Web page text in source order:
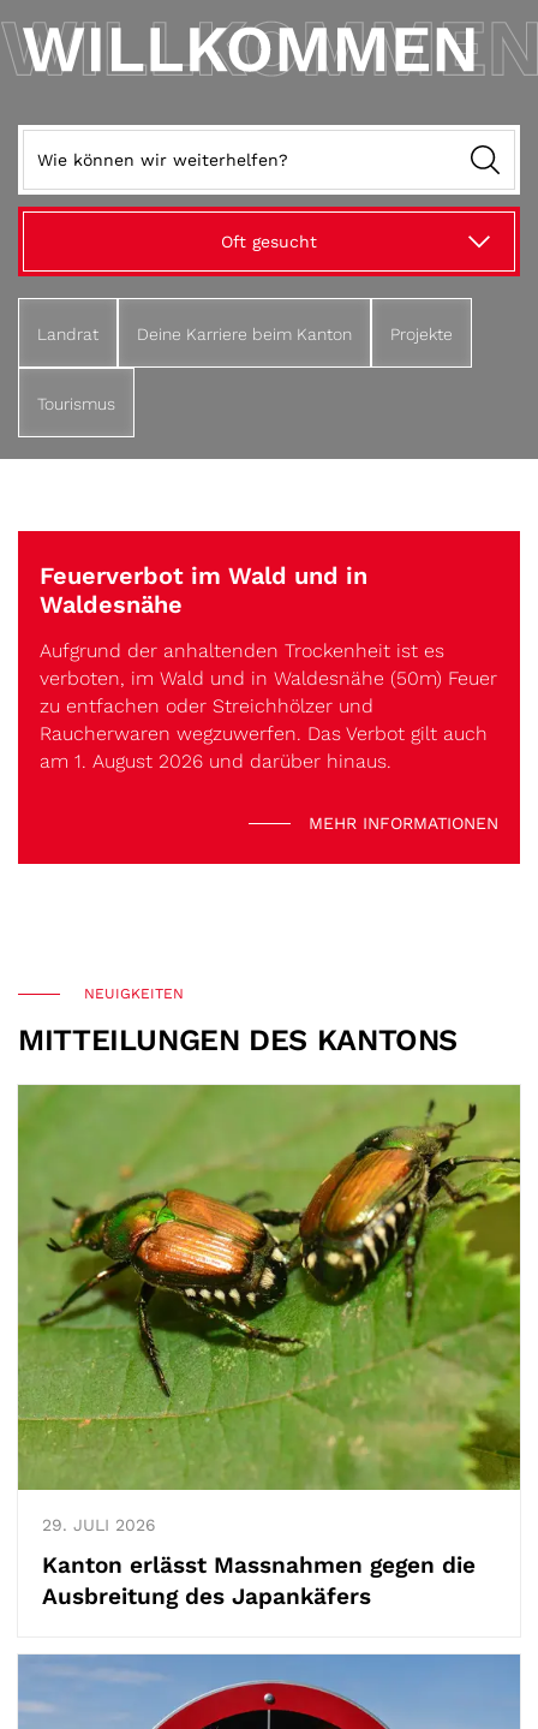
Oft gesucht
Landrat Deine Karriere beim Kanton Projekte
Tourismus
Feuerverbot im Wald und in
Waldesnähe
Aufgrund der anhaltenden Trockenheit ist es
verboten, im Wald und in Waldesnähe (50m) Feuer
zu entfachen oder Streichhölzer und
Raucherwaren wegzuwerfen. Das Verbot gilt auch
am 1. August 2026 und darüber hinaus.
MEHR INFORMATIONEN
MITTEILUNGEN DES KANTONS
NEUIGKEITEN
29. JULI 2026
Kanton erlässt Massnahmen gegen die
Ausbreitung des Japankäfers